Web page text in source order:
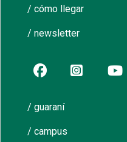
/ cómo llegar
/ newsletter
/ guaraní
/ campus